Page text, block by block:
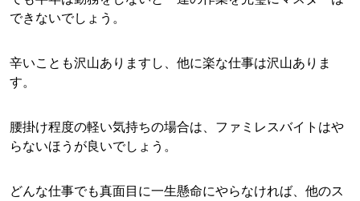
できないでしょう。
辛いことも沢山ありますし、他に楽な仕事は沢山ありま
す。
腰掛け程度の軽い気持ちの場合は、ファミレスバイトはや
らないほうが良いでしょう。
どんな仕事でも真面目に一生懸命にやらなければ、他のス